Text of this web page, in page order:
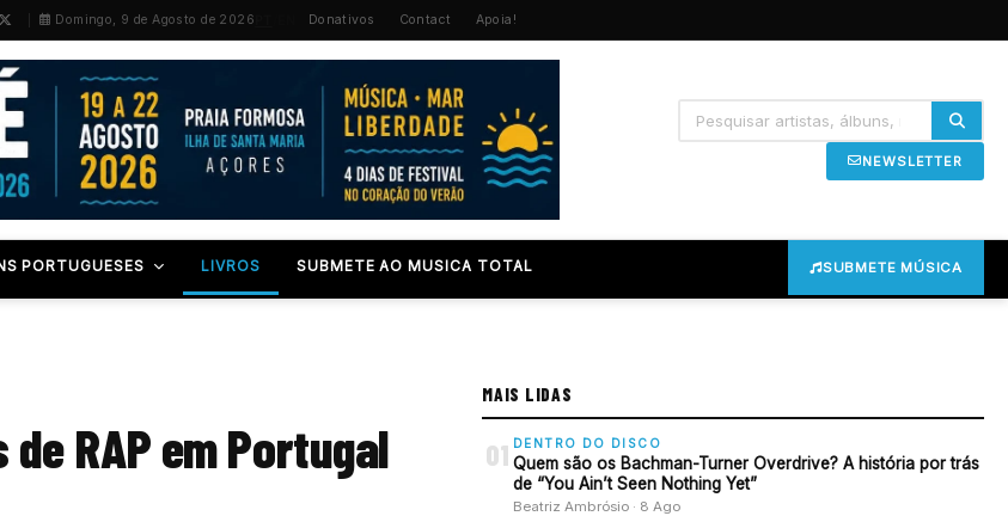
Domingo, 9 de Agosto de 2026 Donativos Contact Apoia!
NEWSLETTER
PORTUGUESES LIVROS SUBMETE AO MUSICA TOTAL SUBMETE MÚSICA
de RAP em Portugal
MAIS LIDAS
01 DENTRO DO DISCO
Quem são os Bachman-Turner Overdrive? A história por trás
de “You Ain’t Seen Nothing Yet”
Beatriz Ambrósio · 8 Ago